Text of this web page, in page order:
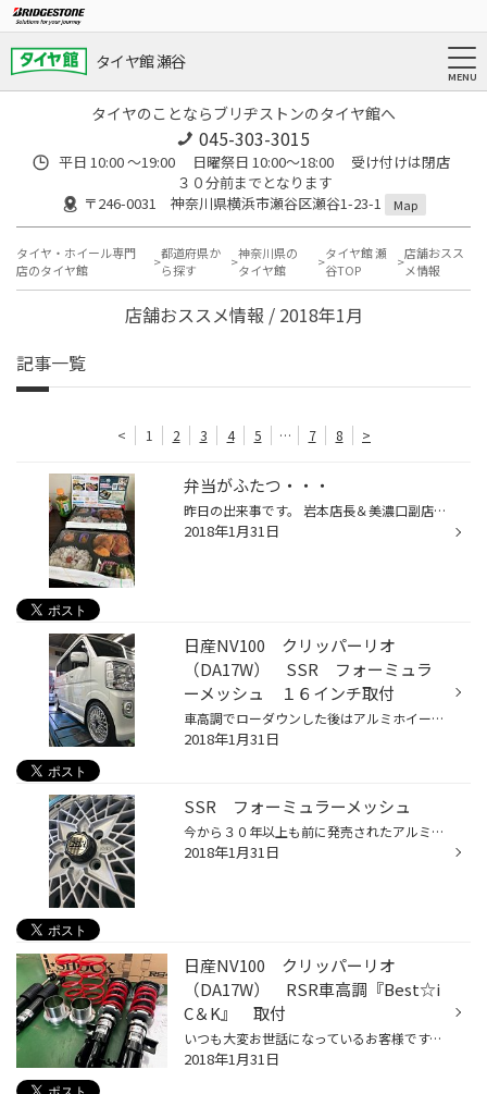
タイヤ館 瀬谷
タイヤのことならブリヂストンのタイヤ館へ
045-303-3015
平日 10:00 ～19:00 日曜祭日 10:00～18:00 受け付けは閉店
３０分前までとなります
〒246-0031 神奈川県横浜市瀬谷区瀬谷1-23-1
Map
タイヤ・ホイール専門
店のタイヤ館
都道府県か
ら探す
神奈川県の
タイヤ館
タイヤ館 瀬
谷TOP
店舗おスス
メ情報
店舗おススメ情報 / 2018年1月
記事一覧
< 1 2 3 4 5 … 7 8 >
弁当がふたつ・・・
昨日の出来事です。 岩本店長＆美濃口副店長は昨年から地元商店街のレストランが昼間に提供している「仕出し弁当」を毎日昼食にしています。 その名も「絆弁当」！！ ここ数年、健康診断での結果があまりよろしくない両名は、「少しでも健康に良いものを！」とのことでこの仕出し弁当を食べるように...
2018年1月31日
日産NV100 クリッパーリオ
（DA17W） SSR フォーミュラ
ーメッシュ １６インチ取付
車高調でローダウンした後はアルミホイールの取り付けです。 取付するのは「SSR フォーミュラーメッシュ」の１６インチになります。 できるだけリムを深くしたかったので、前後でリム幅を変えました。 フロントは5.5Jx16 100/4H+45 リアは6.0ｘ16 100/4H+45 ローダウンしただけでは車体からはみ出し...
2018年1月31日
SSR フォーミュラーメッシュ
今から３０年以上も前に発売されたアルミホイールです！ 「SSR Formula MESH」 １９８１年にこの世にリリースされて以来今でも根強い人気を誇るアルミホイールですね？ １９８１年と言えば「なめネコ」が流行ったり、チャールズ皇太子がダイアナ妃と結婚した年でもあります。 ちなみに「ルビーの指...
2018年1月31日
日産NV100 クリッパーリオ
（DA17W） RSR車高調『Best☆i
C＆K』 取付
いつも大変お世話になっているお客様です。 今まではセダンにお乗りになっていましたが、ライフスタイルの変化に合わせ軽自動車に乗り換えられました。 セダンにお乗りの時にもタイヤホイールはもちろん、車高調やエアロ、グリルなど様々なパーツを取付して、ドレスアップされていたお客様ですので...
2018年1月31日